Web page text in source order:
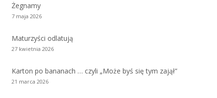
Żegnamy
7 maja 2026
Maturzyści odlatują
27 kwietnia 2026
Karton po bananach … czyli „Może byś się tym zajął”
21 marca 2026